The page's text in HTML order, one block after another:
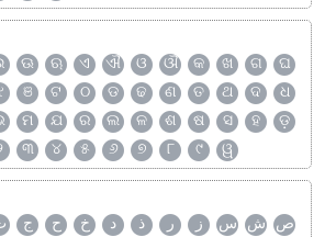
ଊ ଋ ଏ ଐ ଓ ଔ କ ଖ ଗ
ଘ
ଞ ଟ ଠ ଡ ଢ ଣ ତ ଥ ଦ
ଧ
ମ ଯ ର ଲ ଳ ଶ ଷ ସ ହ
ଡ଼
୩ ୪ ୫ ୬ ୭ ୮ ୯ ୱ
ج ح خ د ذ ر ز س ش ص